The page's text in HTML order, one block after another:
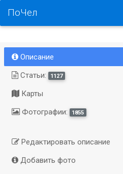
ПоЧел
Описание
Статьи:
1127
Карты
Фотографии:
1855
Редактировать описание
Добавить фото